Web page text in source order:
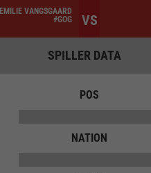
VS
EMILIE VANGSGAARD
#GOG
SPILLER DATA
POS
NATION